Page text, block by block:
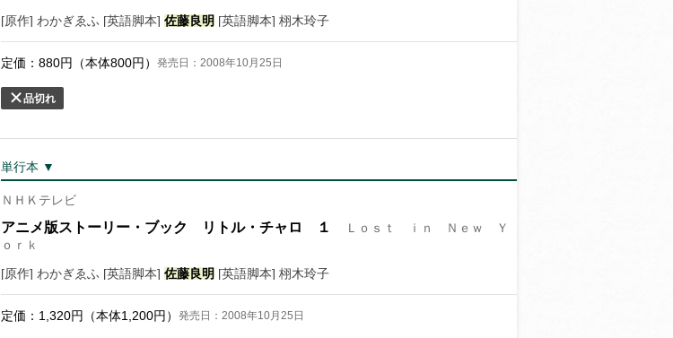
[原作] わかぎゑふ [英語脚本] 佐藤良明 [英語脚本] 栩木玲子
定価： 880円（本体800円） 発売日：2008年10月25日
品切れ
単行本 ▼
ＮＨＫテレビ
アニメ版ストーリー・ブック リトル・チャロ １
Ｌｏｓｔ ｉｎ Ｎｅｗ Ｙ
ｏｒｋ
[原作] わかぎゑふ [英語脚本] 佐藤良明 [英語脚本] 栩木玲子
定価： 1,320円（本体1,200円） 発売日：2008年10月25日